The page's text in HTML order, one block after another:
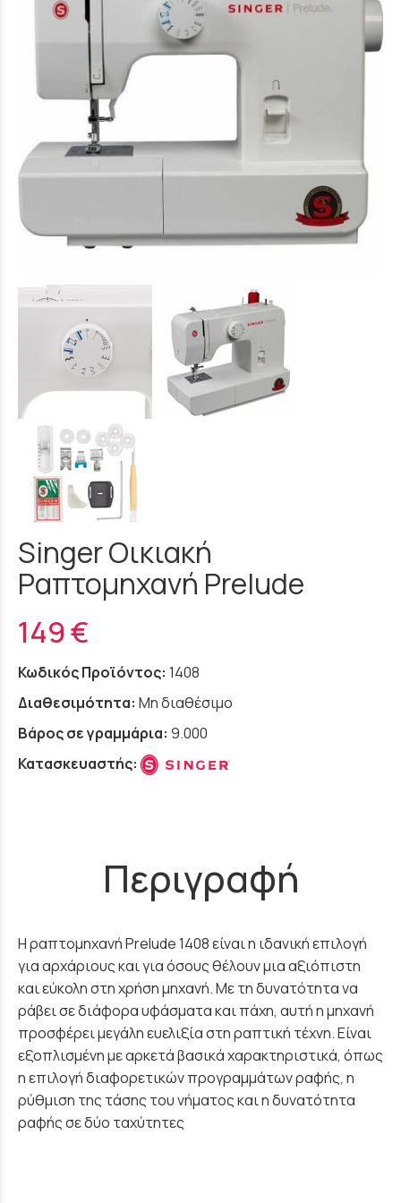
Singer Οικιακή
Ραπτομηχανή Prelude
149 €
Κωδικός Προϊόντος: 1408
Διαθεσιμότητα: Μη διαθέσιμο
Βάρος σε γραμμάρια: 9.000
Κατασκευαστής:
Περιγραφή
Η ραπτομηχανή Prelude 1408 είναι η ιδανική επιλογή
για αρχάριους και για όσους θέλουν μια αξιόπιστη
και εύκολη στη χρήση μηχανή. Με τη δυνατότητα να
ράβει σε διάφορα υφάσματα και πάχη, αυτή η μηχανή
προσφέρει μεγάλη ευελιξία στη ραπτική τέχνη. Είναι
εξοπλισμένη με αρκετά βασικά χαρακτηριστικά, όπως
η επιλογή διαφορετικών προγραμμάτων ραφής, η
ρύθμιση της τάσης του νήματος και η δυνατότητα
ραφής σε δύο ταχύτητες